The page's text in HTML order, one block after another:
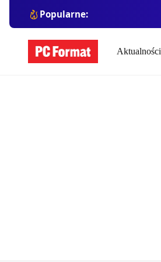
Popularne:
Aktualności